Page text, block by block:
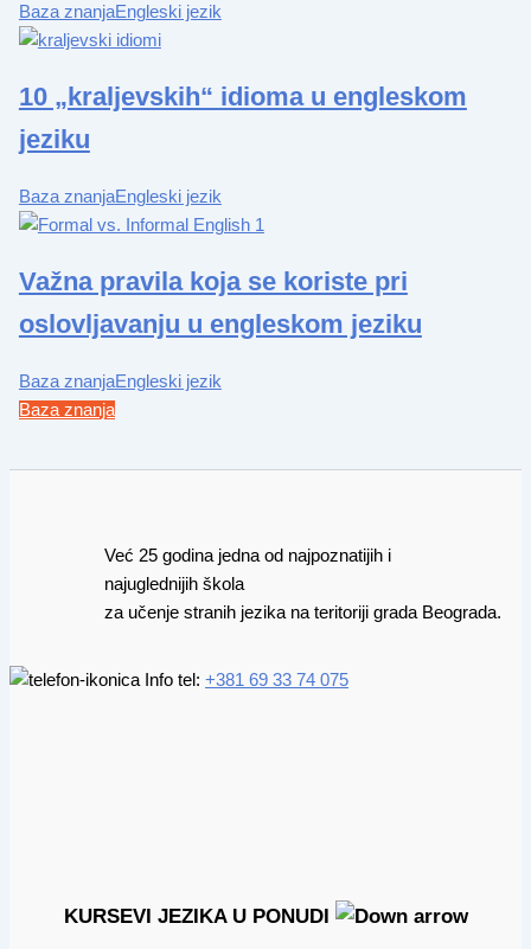
Baza znanjaEngleski jezik
10 „kraljevskih“ idioma u engleskom
jeziku
Baza znanjaEngleski jezik
Važna pravila koja se koriste pri
oslovljavanju u engleskom jeziku
Baza znanjaEngleski jezik
Baza znanja
Već 25 godina jedna od najpoznatijih i
najuglednijih škola
za učenje stranih jezika na teritoriji grada Beograda.
Info tel: +381 69 33 74 075
KURSEVI JEZIKA U PONUDI